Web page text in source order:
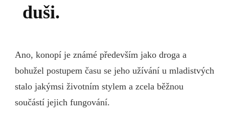
duši.
Ano, konopí je známé především jako droga a
bohužel postupem času se jeho užívání u mladistvých
stalo jakýmsi životním stylem a zcela běžnou
součástí jejich fungování.